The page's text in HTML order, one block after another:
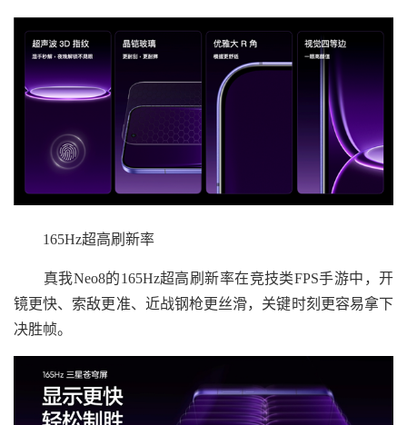
165Hz超高刷新率
真我Neo8的165Hz超高刷新率在竞技类FPS手游中，开
镜更快、索敌更准、近战钢枪更丝滑，关键时刻更容易拿下
决胜帧。